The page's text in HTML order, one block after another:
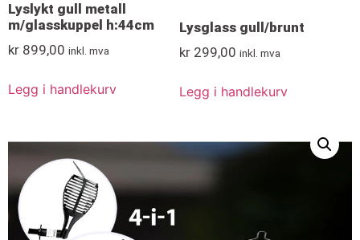
Lyslykt gull metall
m/glasskuppel h:44cm
kr 899,00 inkl. mva
Legg i handlekurv
Lysglass gull/brunt
kr299,00 inkl. mva
Legg i handlekurv